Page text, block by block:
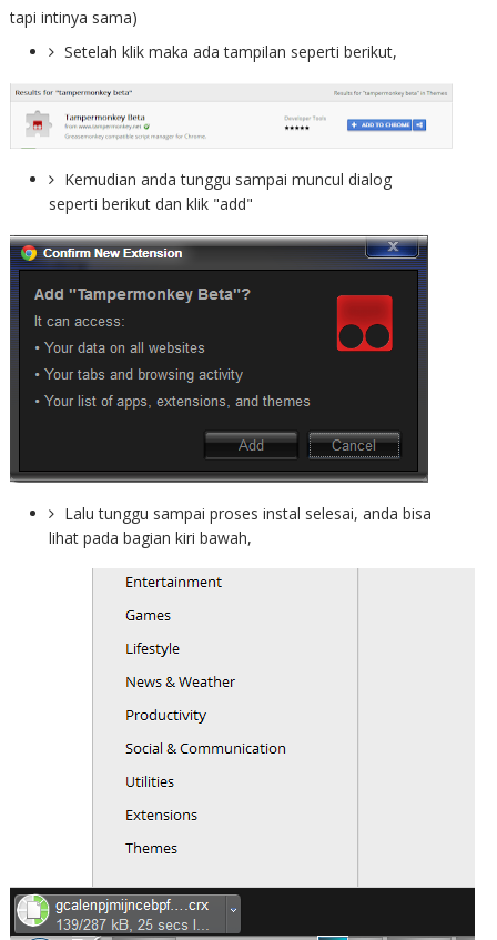
tapi intinya sama)
Setelah klik maka ada tampilan seperti berikut,
Kemudian anda tunggu sampai muncul dialog
seperti berikut dan klik "add"
Lalu tunggu sampai proses instal selesai, anda bisa
lihat pada bagian kiri bawah,